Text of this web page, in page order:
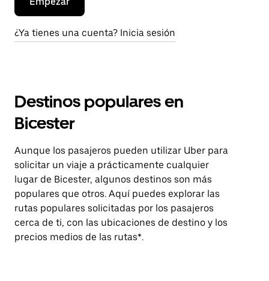
¿Ya tienes una cuenta? Inicia sesión
Destinos populares en
Bicester
Aunque los pasajeros pueden utilizar Uber para
solicitar un viaje a prácticamente cualquier
lugar de Bicester, algunos destinos son más
populares que otros. Aquí puedes explorar las
rutas populares solicitadas por los pasajeros
cerca de ti, con las ubicaciones de destino y los
precios medios de las rutas*.